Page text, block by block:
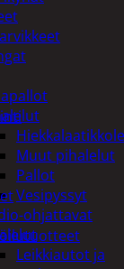
Muut pihalelut
Pallot
Vesipyssyt
ohjattavat
Leikkiautot ja